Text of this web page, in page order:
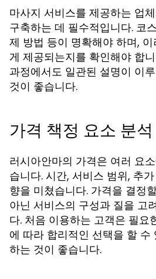
마사지 서비스를 제공하는 업
구축하는 데 필수적입니다. 코
제 방법 등이 명확해야 하며,
게 제공되는지를 확인해야 합
과정에서도 일관된 설명이 이
것이 좋습니다.
가격 책정 요소 분석
러시아안마의 가격은 여러 요
습니다. 시간, 서비스 범위, 추
향을 미쳤습니다. 가격을 결정
아닌 서비스의 구성과 질을 고
다. 처음 이용하는 고객은 필요
에 따라 합리적인 선택을 할 수
하는 것이 좋습니다.